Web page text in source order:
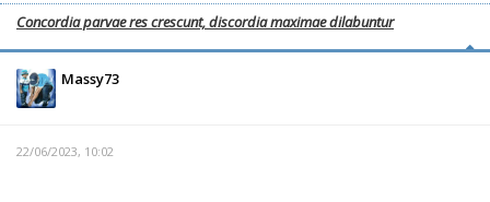
Concordia parvae res crescunt, discordia maximae dilabuntur
Massy73
22/06/2023, 10:02